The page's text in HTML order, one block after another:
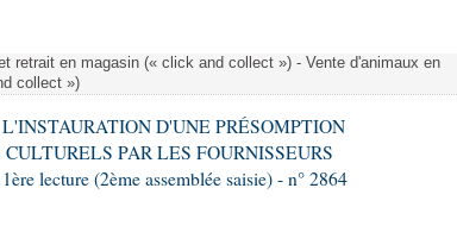
retrait en magasin (« click and collect ») - Vente d'animaux en
collect »)
D'UNE PRÉSOMPTION
PAR LES FOURNISSEURS
lecture (2ème assemblée saisie) - n° 2864